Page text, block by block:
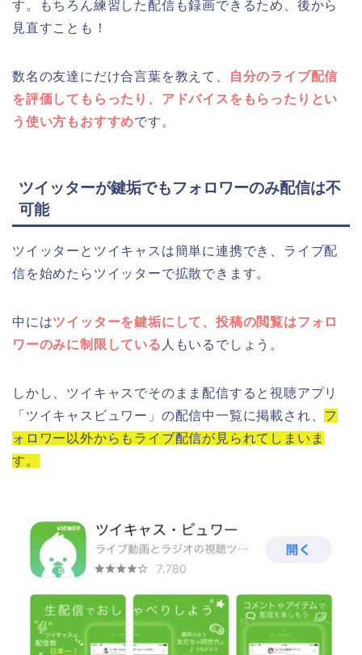
す。もちろん練習した配信も録画できるため、後から
見直すことも！
数名の友達にだけ合言葉を教えて、
自分のライブ配信
を評価してもらったり、アドバイスをもらったりとい
う使い方もおすすめです。
ツイッターが鍵垢でもフォロワーのみ配信は不
可能
ツイッターとツイキャスは簡単に連携でき、ライブ配
信を始めたらツイッターで拡散できます。
中にはツイッターを鍵垢にして、投稿の閲覧はフォロ
ワーのみに制限している 人もいるでしょう。
しかし、ツイキャスでそのまま配信すると視聴アプリ
「ツイキャスビュワー」の配信中一覧に掲載され、 フ
ォロワー以外からもライブ配信が見られてしまいま
す。